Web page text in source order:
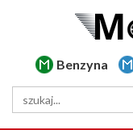
Benzyna